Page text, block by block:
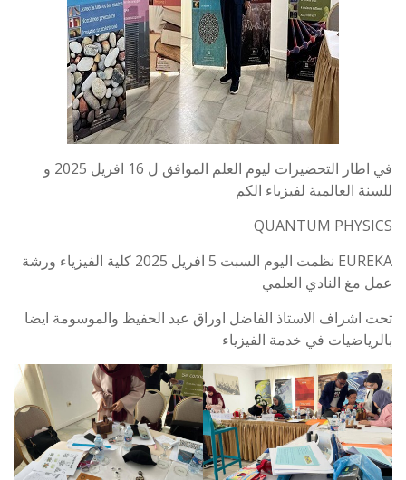
في اطار التحضيرات ليوم العلم الموافق ل 16 افريل 2025 و
للسنة العالمية لفيزياء الكم
QUANTUM PHYSICS
EUREKA نظمت اليوم السبت 5 افريل 2025 كلية الفيزياء ورشة
عمل مغ النادي العلمي
تحت اشراف الاستاذ الفاضل اوراق عبد الحفيظ والموسومة ايضا
بالرياضيات في خدمة الفيزياء